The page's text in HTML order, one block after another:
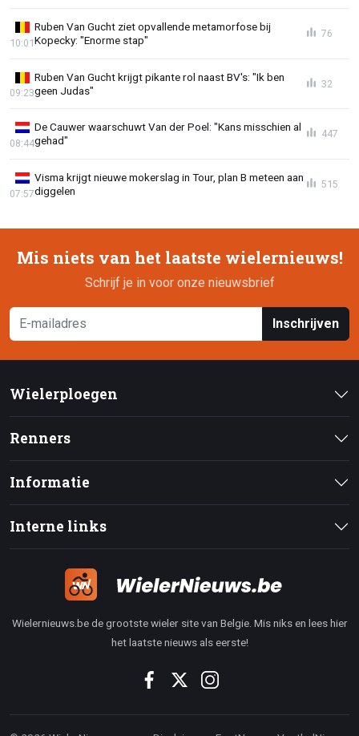
Ruben Van Gucht ziet opvallende metamorfose bij
Kopecky: "Enorme stap"
10:01
76
Ruben Van Gucht krijgt pikante rol naast BV's: "Ik ben
geen Judas"
09:23
32
De Cauwer waarschuwt Van der Poel: "Kans misschien al
gehad"
08:44
447
Visma krijgt nieuwe mokerslag in Tour, plan B meteen aan
diggelen
07:57
515
Mis niets van het laatste wielernieuws!
Schrijf je in voor onze nieuwsbrief
Inschrijven
Wielerploegen
Renners
Informatie
Interne links
Wielernieuws.be de grootste wieler site van Belgie. Mis niks en lees hier
het laatste nieuws als eerste!